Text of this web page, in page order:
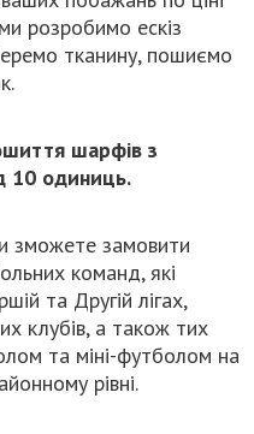
розробимо ескіз
тканину, пошиємо
шарфів з
10 одиниць.
зможете замовити
команд, які
та Другій лігах,
клубів, а також тих
та міні-футболом на
рівні.